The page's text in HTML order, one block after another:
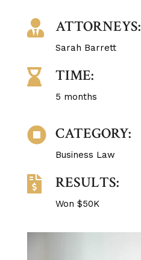
 ATTORNEYS:
Sarah Barrett
 TIME:
5 months
 CATEGORY:
Business Law
 RESULTS:
Won $50K